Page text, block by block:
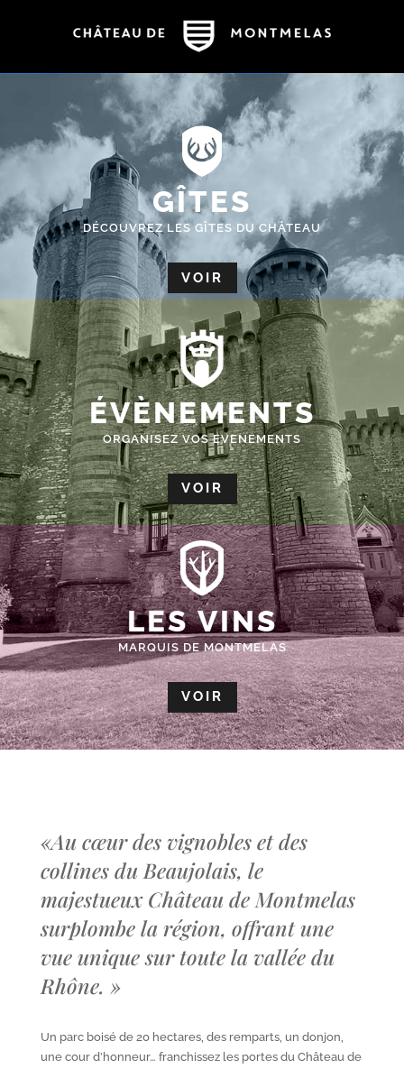
GÎTES
DÉCOUVREZ LES GÎTES DU CHÂTEAU
VOIR
ÉVÈNEMENTS
ORGANISEZ VOS EVENEMENTS
VOIR
LES VINS
MARQUIS DE MONTMELAS
VOIR
«Au cœur des vignobles et des
collines du Beaujolais, le
majestueux Château de Montmelas
surplombe la région, offrant une
vue unique sur toute la vallée du
Rhône. »
Un parc boisé de 20 hectares, des remparts, un donjon,
une cour d’honneur… franchissez les portes du Château de